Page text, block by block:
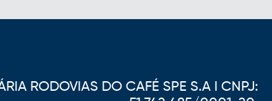
RODOVIAS DO CAFÉ SPE S.A I CNPJ: